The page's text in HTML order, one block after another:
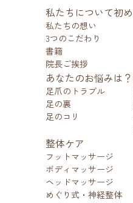
私たちについて
私たちの想い
3つのこだわり
書籍
院長ご挨拶
初
あなたのお悩みは？
足爪のトラブル
足の裏
足のコリ
整体ケア
フットマッサージ
ボディマッサージ
ヘッドマッサージ
めぐり式・神経整体